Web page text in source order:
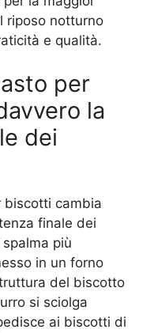
riposo notturno
e qualità.
per
la
dei
biscotti cambia
finale dei
più
in un forno
del biscotto
si sciolga
ai biscotti di